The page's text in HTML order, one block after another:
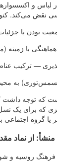
و اکسسوارها
که توجه داشت
که برای یک
منشأ: از نماد